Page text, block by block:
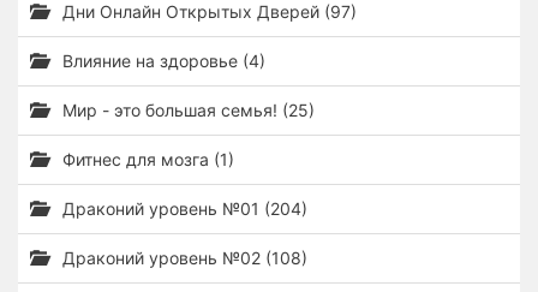
Дни Онлайн Открытых Дверей (97)
Влияние на здоровье (4)
Мир - это большая семья! (25)
Фитнес для мозга (1)
Драконий уровень №01 (204)
Драконий уровень №02 (108)